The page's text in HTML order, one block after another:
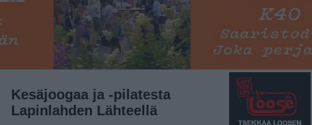
Kesäjoogaa ja -pilatesta
Lapinlahden Lähteellä